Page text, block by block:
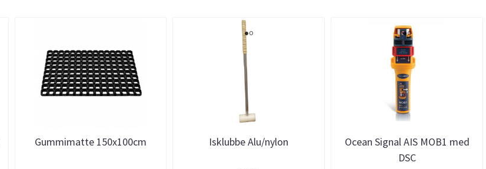
Gummimatte 150x100cm Isklubbe Alu/nylon
Ocean Signal AIS MOB1 med
DSC